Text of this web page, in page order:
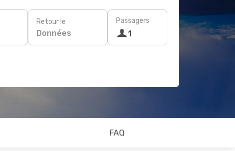
Retour le
Données
Passagers
1
FAQ